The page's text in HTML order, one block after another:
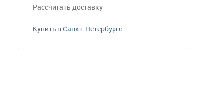
Рассчитать доставку
Купить вСанкт-Петербурге